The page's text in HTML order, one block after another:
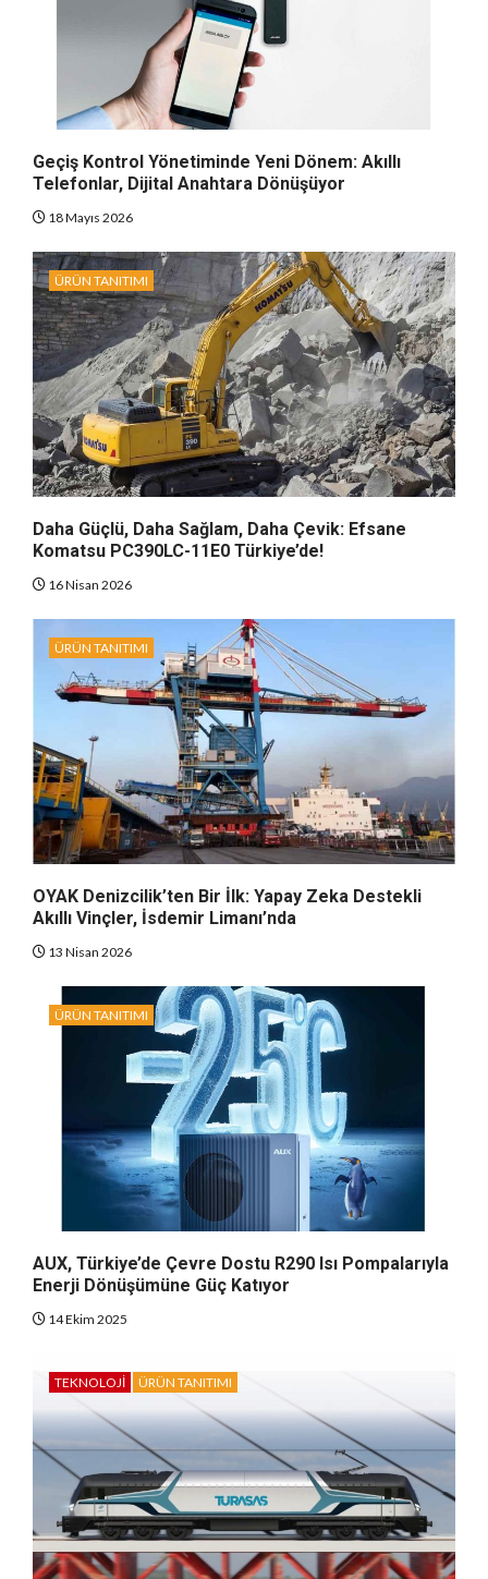
Geçiş Kontrol Yönetiminde Yeni Dönem: Akıllı
Telefonlar, Dijital Anahtara Dönüşüyor
18 Mayıs 2026
ÜRÜN TANITIMI
Daha Güçlü, Daha Sağlam, Daha Çevik: Efsane
Komatsu PC390LC-11E0 Türkiye’de!
16 Nisan 2026
ÜRÜN TANITIMI
OYAK Denizcilik’ten Bir İlk: Yapay Zeka Destekli
Akıllı Vinçler, İsdemir Limanı’nda
13 Nisan 2026
ÜRÜN TANITIMI
AUX, Türkiye’de Çevre Dostu R290 Isı Pompalarıyla
Enerji Dönüşümüne Güç Katıyor
14 Ekim 2025
TEKNOLOJI ÜRÜN TANITIMI